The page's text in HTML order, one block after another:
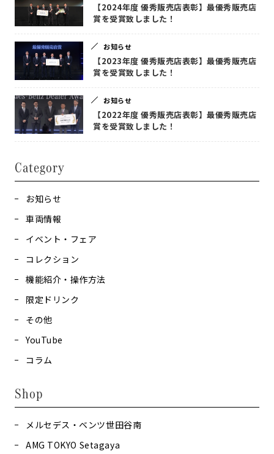
【2024年度 優秀販売店表彰】最優秀販売店
賞を受賞致しました！
お知らせ
【2023年度 優秀販売店表彰】最優秀販売店
賞を受賞致しました！
お知らせ
【2022年度 優秀販売店表彰】最優秀販売店
賞を受賞致しました！
Category
お知らせ
車両情報
イベント・フェア
コレクション
機能紹介・操作方法
限定ドリンク
その他
YouTube
コラム
Shop
メルセデス・ベンツ世田谷南
AMG TOKYO Setagaya